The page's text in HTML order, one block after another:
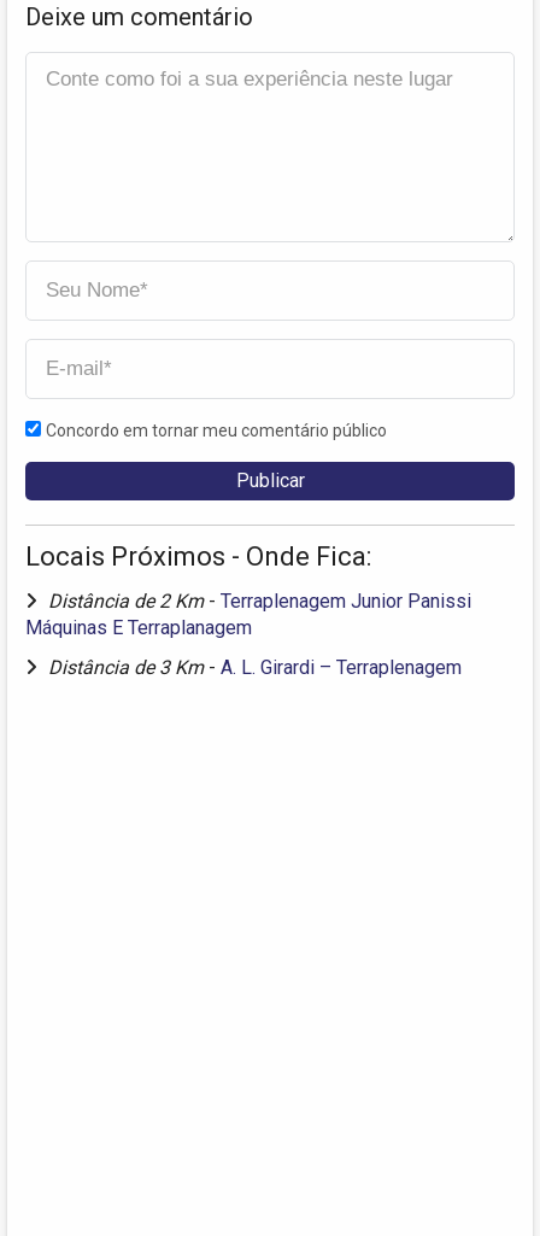
Deixe um comentário
Concordo em tornar meu comentário público
Locais Próximos - Onde Fica:
Distância de 2 Km - Terraplenagem Junior Panissi
Máquinas E Terraplanagem
Distância de 3 Km - A. L. Girardi – Terraplenagem